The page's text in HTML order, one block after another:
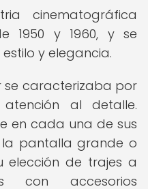
cinematográfica
1950 y 1960, y se
y elegancia.
se caracterizaba por
al detalle.
en cada una de sus
la pantalla grande o
elección de trajes a
con accesorios